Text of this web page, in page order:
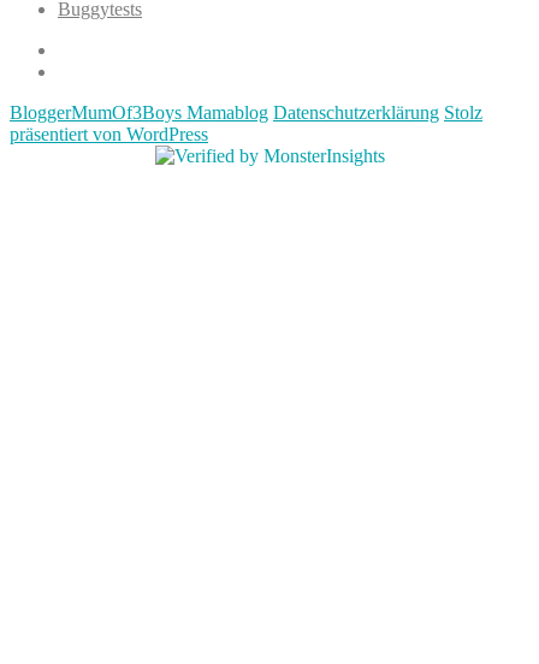
Buggytests
BloggerMumOf3Boys Mamablog Datenschutzerklärung Stolz
präsentiert von WordPress